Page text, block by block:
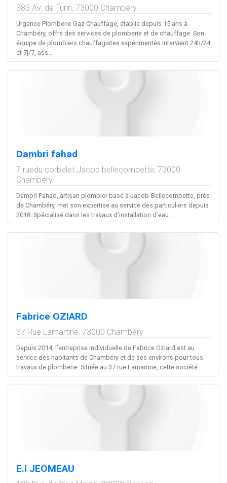
383 Av. de Turin, 73000 Chambéry
Urgence Plomberie Gaz Chauffage, établie depuis 15 ans à
Chambéry, offre des services de plomberie et de chauffage. Son
équipe de plombiers chauffagistes expérimentés intervient 24h/24
et 7j/7, ass...
Dambri fahad
7 ruedu corbelet Jacob bellecombette, 73000
Chambéry
Dambri Fahad, artisan plombier basé à Jacob-Bellecombette, près
de Chambéry, met son expertise au service des particuliers depuis
2018. Spécialisé dans les travaux d’installation d’eau...
Fabrice OZIARD
37 Rue Lamartine, 73000 Chambéry
Depuis 2014, l’entreprise individuelle de Fabrice Oziard est au
service des habitants de Chambéry et de ses environs pour tous
travaux de plomberie. Située au 37 rue Lamartine, cette société ...
E.I JEOMEAU